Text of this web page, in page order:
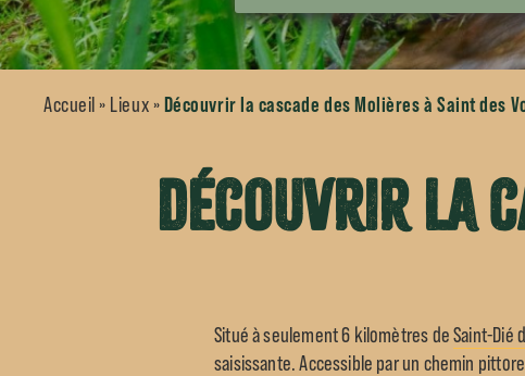
Accueil» Lieux»Découvrir la cascade des Molières à Saint des
Découvrir la
Situé à seulement 6 kilomètres deSaint-Dié
saisissante. Accessible par un chemin